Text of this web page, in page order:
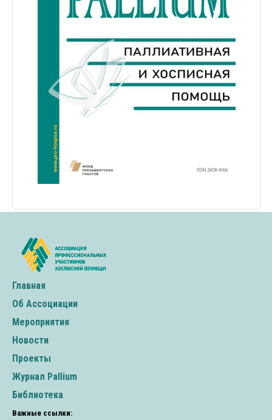
Главная
Об Ассоциации
Мероприятия
Новости
Проекты
Журнал Pallium
Библиотека
Важные ссылки: